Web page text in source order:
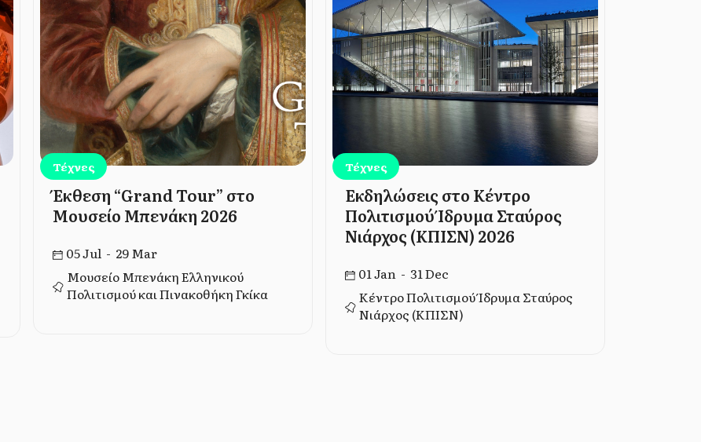
Τέχνες
Έκθεση “Grand Tour” στο
Μουσείο Μπενάκη 2026
05 Jul - 29 Mar
Μουσείο Μπενάκη Ελληνικού
Πολιτισμού και Πινακοθήκη Γκίκα
Τέχνες
Εκδηλώσεις στο Κέντρο
Πολιτισμού Ίδρυμα Σταύρος
Νιάρχος (ΚΠΙΣΝ) 2026
01 Jan - 31 Dec
Κέντρο Πολιτισμού Ίδρυμα Σταύρος
Νιάρχος (ΚΠΙΣΝ)